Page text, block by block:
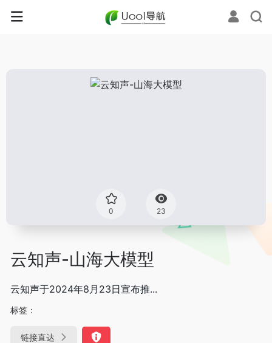
0 23
云知声-山海大模型
云知声于2024年8月23日宣布推...
标签：
链接直达